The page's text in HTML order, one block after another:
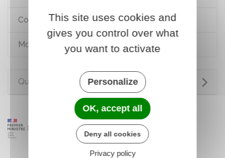
Comptes bancaires
Moyens de paiement
Questions ? Réponses !
This site uses cookies and
gives you control over what
you want to activate
Personalize
OK, accept all
Deny all cookies
Privacy policy